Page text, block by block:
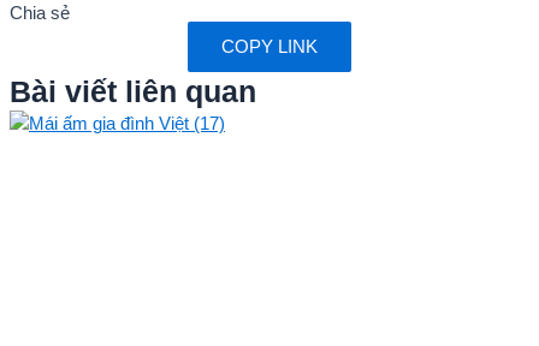
Chia sẻ
COPY LINK
Bài viết liên quan